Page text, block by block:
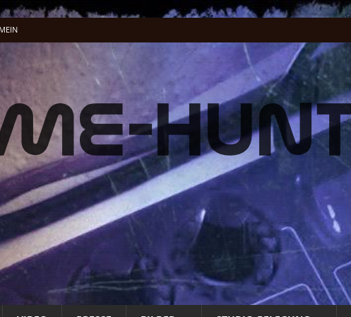
Dschungel ALLGEMEIN
…
Vocals BAND
ALLG. INFO
ALLG. INFO
ALLG. INFO
und Musenklänge: Eine Odyssee der Übertreibungen“ ALLGEMEIN
Musik wird PRESSE
Musik wird PRESSE